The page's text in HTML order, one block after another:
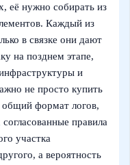
её нужно собирать из
Каждый из
в связке они дают
на позднем этапе,
и
не просто купить
общий формат логов,
правила
участка
а вероятность